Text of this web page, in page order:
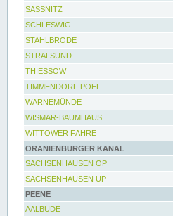
SASSNITZ
SCHLESWIG
STAHLBRODE
STRALSUND
THIESSOW
TIMMENDORF POEL
WARNEMÜNDE
WISMAR-BAUMHAUS
WITTOWER FÄHRE
ORANIENBURGER KANAL
SACHSENHAUSEN OP
SACHSENHAUSEN UP
PEENE
AALBUDE